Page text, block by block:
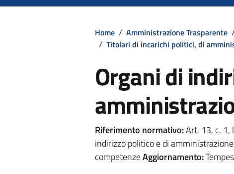
Home / Amministrazione Trasparente
/ Titolari di incarichi politici, di
Organi di
Riferimento normativo:Art. 13, c. 1,
indirizzo politico e di
competenzeAggiornamento: